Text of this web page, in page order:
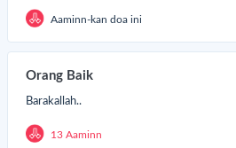
Aaminn-kan doa ini
Orang Baik
Barakallah..
13 Aaminn